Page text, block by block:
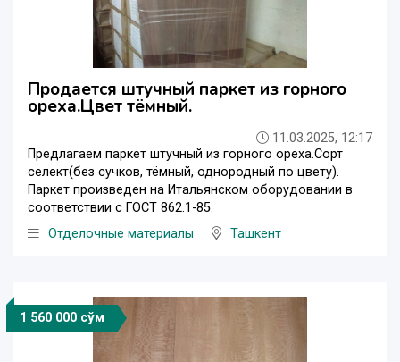
Продается штучный паркет из горного
ореха.Цвет тёмный.
11.03.2025, 12:17
Предлагаем паркет штучный из горного ореха.Сорт
селект(без сучков, тёмный, однородный по цвету).
Паркет произведен на Итальянском оборудовании в
соответствии с ГОСТ 862.1-85.
Отделочные материалы
Ташкент
1 560 000 сўм